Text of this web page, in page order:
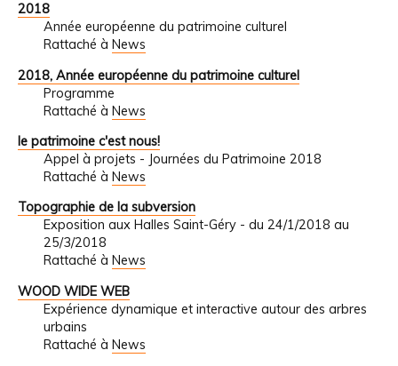
2018
Année européenne du patrimoine culturel
Rattaché à News
2018, Année européenne du patrimoine culturel
Programme
Rattaché à News
le patrimoine c'est nous!
Appel à projets - Journées du Patrimoine 2018
Rattaché à News
Topographie de la subversion
Exposition aux Halles Saint-Géry - du 24/1/2018 au
25/3/2018
Rattaché à News
WOOD WIDE WEB
Expérience dynamique et interactive autour des arbres
urbains
Rattaché à News